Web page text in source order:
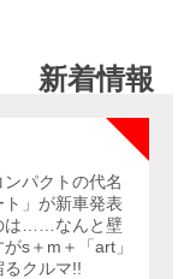
新着情報
NEW
パクトの代名
」が新車発表
は……なんと壁
s＋m＋「art」
クルマ!!